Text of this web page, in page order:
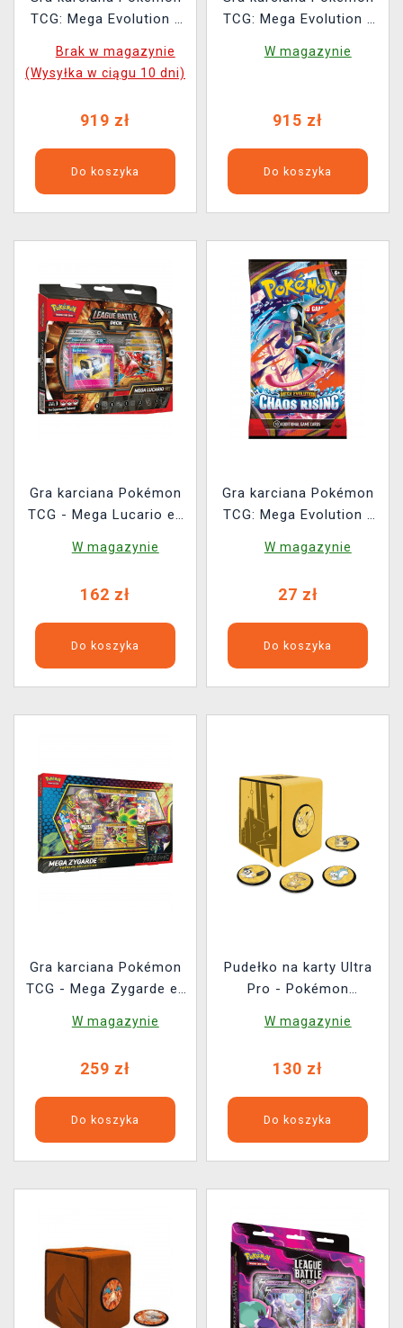
TCG: Mega Evolution -
Box (36 boosterów)
Brak w magazynie
(Wysyłka w ciągu 10 dni)
919 zł
Do koszyka
TCG: Mega Evolution -
Box (36 boosterów)
W magazynie
915 zł
Do koszyka
Gra karciana Pokémon
TCG - Mega Lucario ex
W magazynie
162 zł
Do koszyka
Gra karciana Pokémon
TCG: Mega Evolution -
(10 kart)
W magazynie
27 zł
Do koszyka
Gra karciana Pokémon
TCG - Mega Zygarde ex
W magazynie
259 zł
Do koszyka
Pudełko na karty Ultra
Pro - Pokémon
Alcove Click
W magazynie
130 zł
Do koszyka